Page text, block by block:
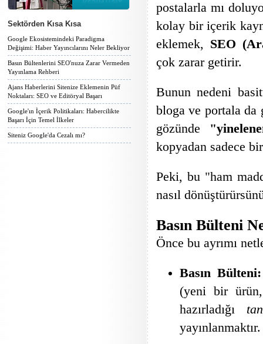
Sektörden Kısa Kısa
Google Ekosistemindeki Paradigma
Değişimi: Haber Yayıncılarını Neler Bekliyor
Basın Bültenlerini SEO'nuza Zarar Vermeden
Yayınlama Rehberi
Ajans Haberlerini Sitenize Eklemenin Püf
Noktaları: SEO ve Editöryal Başarı
Google'ın İçerik Politikaları: Habercilikte
Başarı İçin Temel İlkeler
Siteniz Google'da Cezalı mı?
postalarla mı
kolay bir içerik
eklemek, SEO
çok zarar getirir.
Bunun nedeni
bloga ve portala da
gözünde
kopyadan sadece
Peki, bu "ham
nasıl
Basın Bülteni
Önce bu ayrımı
Basın Bülteni:
(yeni bir
hazırladığı
yayınlanmaktır.